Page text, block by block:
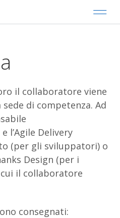
il collaboratore viene
di competenza. Ad
l’Agile Delivery
(per gli sviluppatori) o
Design (per i
il collaboratore
consegnati: